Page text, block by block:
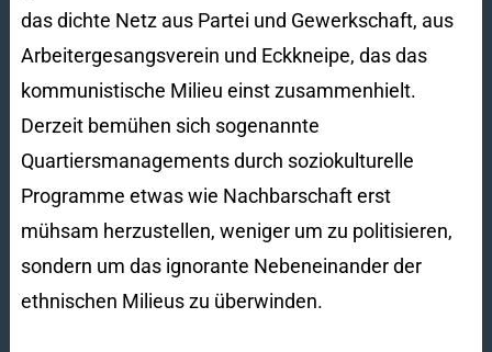
das dichte Netz aus Partei und Gewerkschaft, aus
Arbeitergesangsverein und Eckkneipe, das das
kommunistische Milieu einst zusammenhielt.
Derzeit bemühen sich sogenannte
Quartiersmanagements durch soziokulturelle
Programme etwas wie Nachbarschaft erst
mühsam herzustellen, weniger um zu politisieren,
sondern um das ignorante Nebeneinander der
ethnischen Milieus zu überwinden.